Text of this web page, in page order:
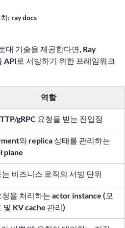
: ray docs
대 기술을 제공한다면, Ray
API로 서빙하기 위한 프레임워크
역할
gRPC 요청을 받는 진입점
와 replica 상태를 관리하는
plane
는 비즈니스 로직의 서빙 단위
청을 처리하는 actor instance (모
및 KV cache 관리)